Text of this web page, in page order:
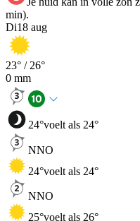
min).
Di18 aug
23° / 26°
0 mm
24°voelt als 24°
NNO
24°voelt als 24°
NNO
25°voelt als 26°